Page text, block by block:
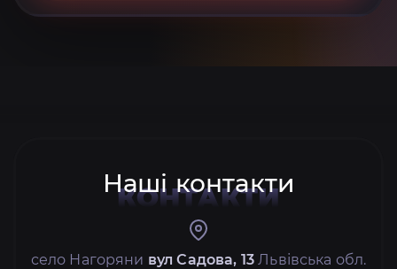
Наші контакти
КОНТАКТИ
село Нагоряни вул Садова, 13 Львівська обл.